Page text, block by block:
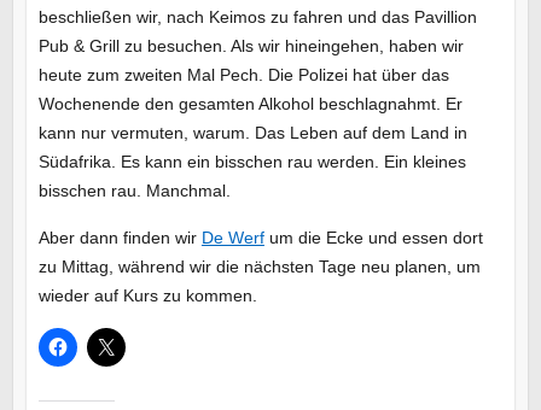
beschließen wir, nach Keimos zu fahren und das Pavillion
Pub & Grill zu besuchen. Als wir hineingehen, haben wir
heute zum zweiten Mal Pech. Die Polizei hat über das
Wochenende den gesamten Alkohol beschlagnahmt. Er
kann nur vermuten, warum. Das Leben auf dem Land in
Südafrika. Es kann ein bisschen rau werden. Ein kleines
bisschen rau. Manchmal.
Aber dann finden wir De Werfum die Ecke und essen dort
zu Mittag, während wir die nächsten Tage neu planen, um
wieder auf Kurs zu kommen.